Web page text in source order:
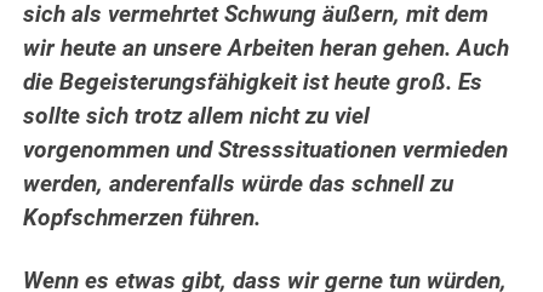
sich als vermehrtet Schwung äußern, mit dem
wir heute an unsere Arbeiten heran gehen. Auch
die Begeisterungsfähigkeit ist heute groß. Es
sollte sich trotz allem nicht zu viel
vorgenommen und Stresssituationen vermieden
werden, anderenfalls würde das schnell zu
Kopfschmerzen führen.
Wenn es etwas gibt, dass wir gerne tun würden,